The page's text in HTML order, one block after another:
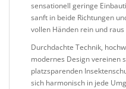
sensationell geringe
sanft in beide Richtungen
vollen Händen rein und raus
Durchdachte Technik,
modernes Design vereinen
platzsparenden
sich harmonisch in jede